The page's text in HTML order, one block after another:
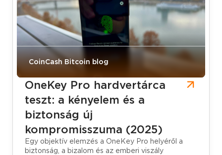
CoinCash Bitcoin blog
OneKey Pro hardvertárca
teszt: a kényelem és a
biztonság új
kompromisszuma (2025)
Egy objektív elemzés a OneKey Pro helyéről a
biztonság, a bizalom és az emberi viszály